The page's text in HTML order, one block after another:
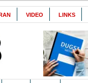
VIDEO LINKS